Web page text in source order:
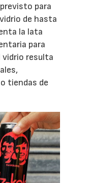
para
de hasta
la lata
para
vidrio resulta
tiendas de